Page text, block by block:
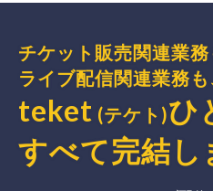
チケット販売関連業務
ライブ配信関連業務も
teket (テケト)ひ
すべて完結 し